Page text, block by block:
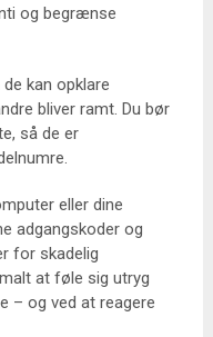
og begrænse
kan opklare
bliver ramt. Du bør
så de er
eller dine
adgangskoder og
for skadelig
at føle sig utryg
– og ved at reagere